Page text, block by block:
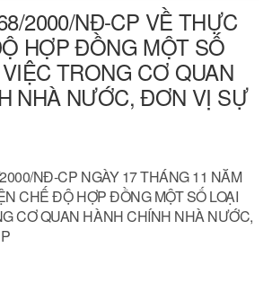
2000/NĐ-CP VỀ THỰC
HỢP ĐỒNG MỘT SỐ
TRONG CƠ QUAN
NHÀ NƯỚC, ĐƠN VỊ SỰ
NĐ-CP NGÀY 17 THÁNG 11 NĂM
CHẾ ĐỘ HỢP ĐỒNG MỘT SỐ LOẠI
CƠ QUAN HÀNH CHÍNH NHÀ NƯỚC,